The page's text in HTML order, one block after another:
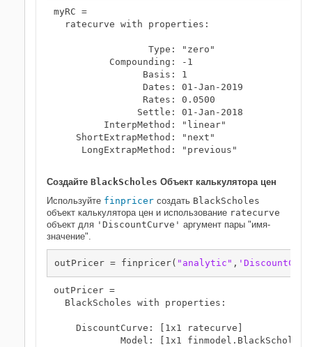
myRC =
  ratecurve with properties:
                 Type: "zero"
          Compounding: -1
                Basis: 1
                Dates: 01-Jan-2019
                Rates: 0.0500
               Settle: 01-Jan-2018
         InterpMethod: "linear"
    ShortExtrapMethod: "next"
     LongExtrapMethod: "previous"
Создайте BlackScholes Объект калькулятора цен
Используйте finpricer создать BlackScholes
объект калькулятора цен и использование ratecurve
объект для 'DiscountCurve' аргумент пары "имя-
значение".
outPricer = finpricer( "analytic" ,
outPricer =
  BlackScholes with properties:
    DiscountCurve: [1x1 ratecurve]
            Model: [1x1 finmodel.BlackScholes]